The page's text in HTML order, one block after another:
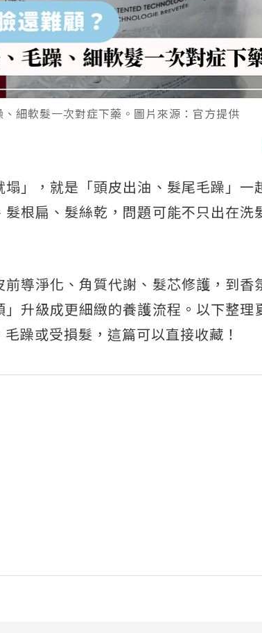
細軟髮一次對症下藥。圖片來源：官方提供
」，就是「頭皮出油、髮尾毛躁」一
根扁、髮絲乾，問題可能不只出在洗
導淨化、角質代謝、髮芯修護，到香
升級成更細緻的養護流程。以下整理
躁或受損髮，這篇可以直接收藏！